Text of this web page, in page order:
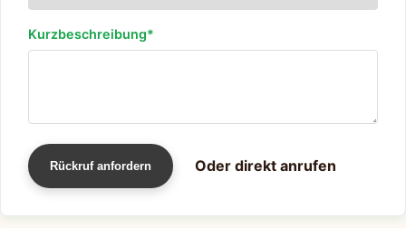
Kurzbeschreibung*
Rückruf anfordern Oder direkt anrufen